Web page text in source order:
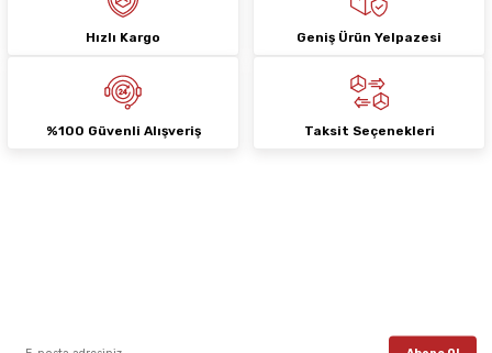
Hızlı Kargo Geniş Ürün Yelpazesi
%100 Güvenli Alışveriş Taksit Seçenekleri